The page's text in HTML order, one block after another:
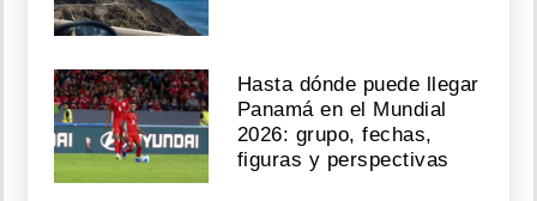
Hasta dónde puede llegar
Panamá en el Mundial
2026: grupo, fechas,
figuras y perspectivas